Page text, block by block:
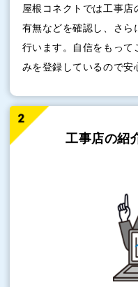
屋根コネクトでは工事
有無などを確認し、さら
行います。自信をもって
みを登録しているので安
工事店の紹